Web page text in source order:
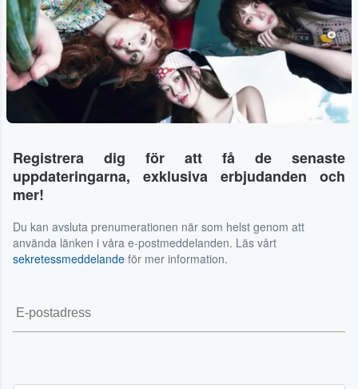
Registrera dig för att få de senaste
uppdateringarna, exklusiva erbjudanden och
mer!
Du kan avsluta prenumerationen när som helst genom att
använda länken i våra e-postmeddelanden. Läs vårt
sekretessmeddelande för mer information.